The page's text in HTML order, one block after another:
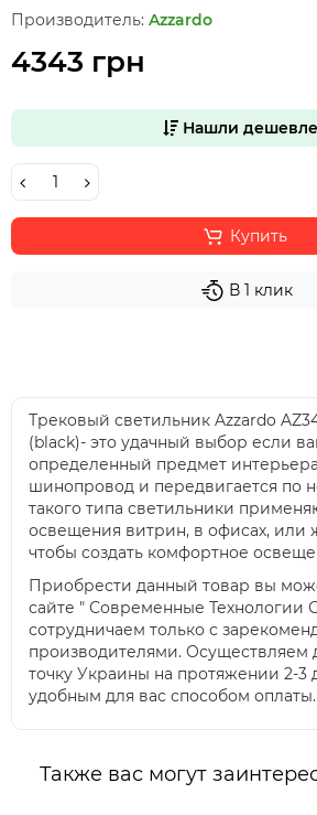
Производитель: Azzardo
4343 грн
Нашли
Купить
В 1 клик
Трековый светильник Azzardo
(black)- это удачный выбор если
определенный предмет
шинопровод и передвигается по
такого типа светильники
освещения витрин, в офисах, или
чтобы создать комфортное
Приобрести данный товар вы
сайте " Современные Технологии
сотрудничаем только с
производителями. Осуществляем
точку Украины на протяжении 2-
удобным для вас способом оплаты.
Также вас могут